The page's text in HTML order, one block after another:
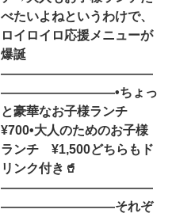
べたいよね︎というわけで、
ロイロイロ応援メニューが
爆誕
————————————
—————————•ちょっ
と豪華なお子様ランチ
¥700•大人のためのお子様
ランチ ¥1,500どちらもド
リンク付き🥤
————————————
—————————それぞ